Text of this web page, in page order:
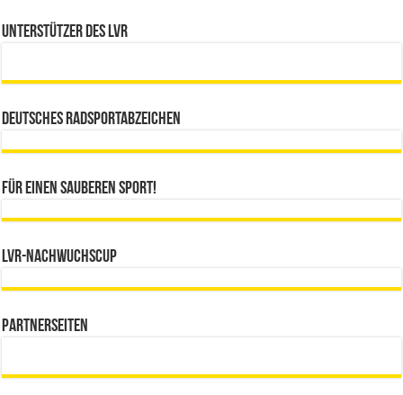
Unterstützer des LVR
Deutsches Radsportabzeichen
Für einen sauberen Sport!
LVR-Nachwuchscup
Partnerseiten